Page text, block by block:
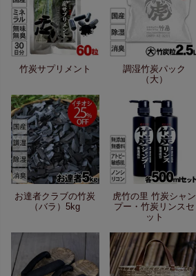
竹炭サプリメント
調湿竹炭パック
（大）
お達者クラブの竹炭
（バラ）5kg
虎竹の里 竹炭シャン
プー・竹炭リンスセ
ット